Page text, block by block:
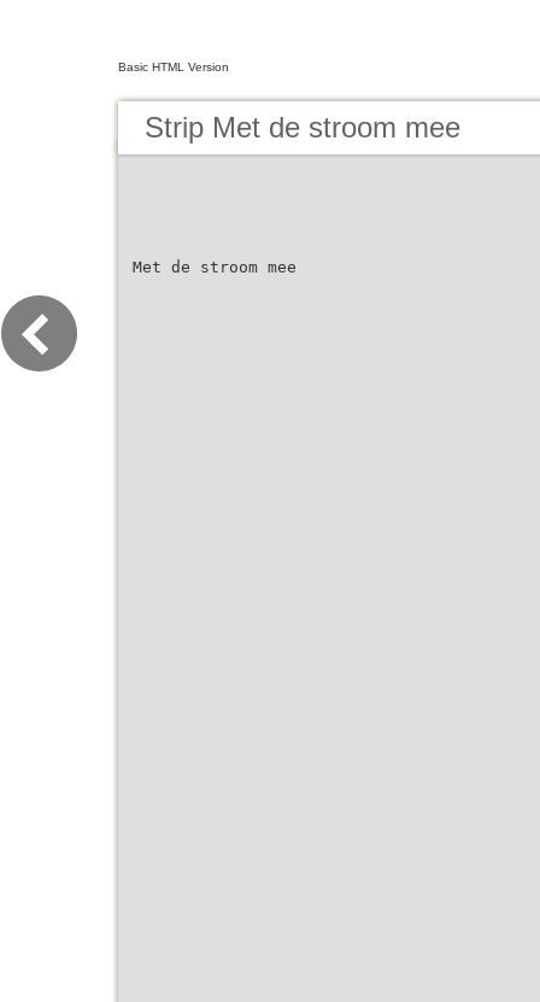
Basic HTML Version
Strip Met de stroom mee
Met de stroom mee